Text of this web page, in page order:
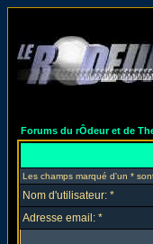
Forums du rÔdeur et de
Les champs marqué d'un *
Nom d'utilisateur: *
Adresse email: *